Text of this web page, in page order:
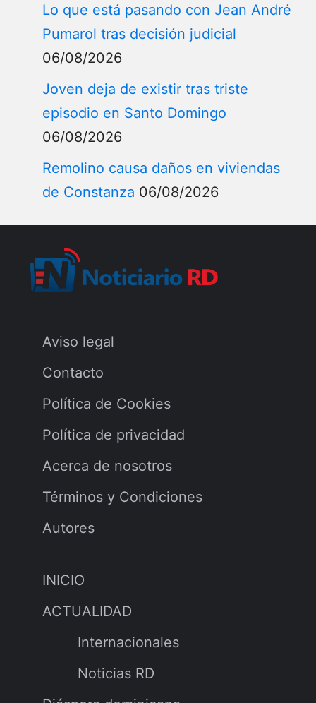
Lo que está pasando con Jean André
Pumarol tras decisión judicial
06/08/2026
Joven deja de existir tras triste
episodio en Santo Domingo
06/08/2026
Remolino causa daños en viviendas
de Constanza 06/08/2026
Aviso legal
Contacto
Política de Cookies
Política de privacidad
Acerca de nosotros
Términos y Condiciones
Autores
INICIO
ACTUALIDAD
Internacionales
Noticias RD